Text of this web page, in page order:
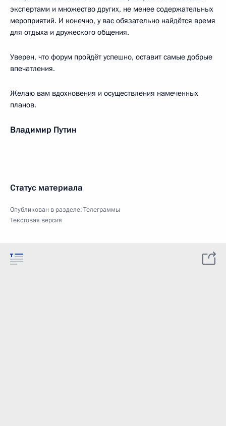
экспертами и множество других, не менее содержательных
мероприятий. И конечно, у вас обязательно найдётся время
для отдыха и дружеского общения.
Уверен, что форум пройдёт успешно, оставит самые добрые
впечатления.
Желаю вам вдохновения и осуществления намеченных
планов.
Владимир Путин
Статус материала
Опубликован в разделе:Телеграммы
Текстовая версия